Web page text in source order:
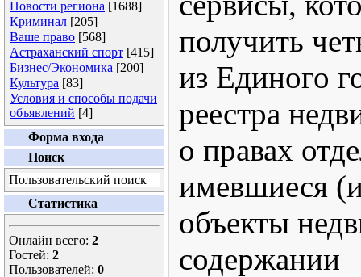
Новости региона [1688]
Криминал [205]
Ваше право [568]
Астраханский спорт [415]
Бизнес/Экономика [200]
Культура [83]
Условия и способы подачи
объявлений [4]
Форма входа
Поиск
Пользовательский поиск
Статистика
Онлайн всего: 2
Гостей: 2
Пользователей: 0
получить
из Единого
реестра
о правах
имевшиеся
объекты
содержании